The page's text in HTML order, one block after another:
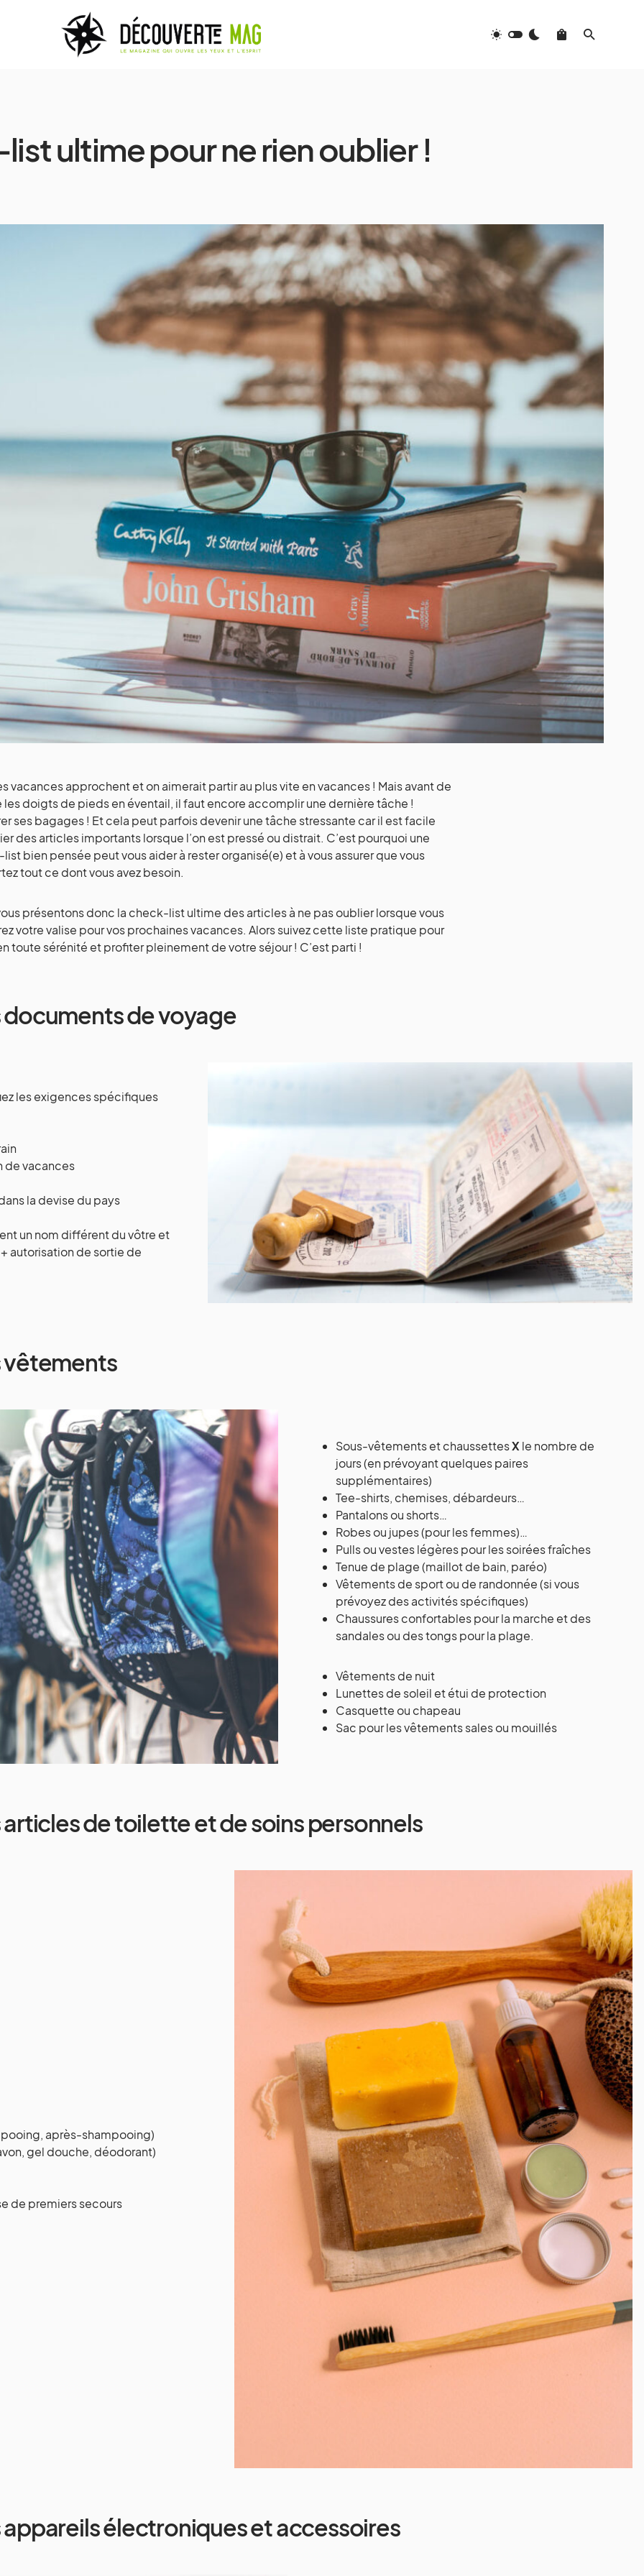
ultime pour ne rien oublier !
vacances approchent et on aimerait partir au plus vite en vacances ! Mais avant de
doigts de pieds en éventail, il faut encore accomplir une dernière tâche !
ses bagages ! Et cela peut parfois devenir une tâche stressante car il est facile
des articles importants lorsque l’on est pressé ou distrait. C’est pourquoi une
bien pensée peut vous aider à rester organisé(e) et à vous assurer que vous
tout ce dont vous avez besoin.
présentons donc la check-list ultime des articles à ne pas oublier lorsque vous
votre valise pour vos prochaines vacances. Alors suivez cette liste pratique pour
toute sérénité et profiter pleinement de votre séjour ! C’est parti !
documents de voyage
les exigences spécifiques
de vacances
la devise du pays
un nom différent du vôtre et
autorisation de sortie de
vêtements
Sous-vêtements et chaussettesXle nombre de
jours (en prévoyant quelques paires
supplémentaires)
Tee-shirts, chemises, débardeurs…
Pantalons ou shorts…
Robes ou jupes (pour les femmes)…
Pulls ou vestes légères pour les soirées fraîches
Tenue de plage (maillot de bain, paréo)
Vêtements de sport ou de randonnée (si vous
prévoyez des activités spécifiques)
Chaussures confortables pour la marche et des
sandales ou des tongs pour la plage.
Vêtements de nuit
Lunettes de soleil et étui de protection
Casquette ou chapeau
Sac pour les vêtements sales ou mouillés
articles de toilette et de soins personnels
après-shampooing)
gel douche, déodorant)
de premiers secours
appareils électroniques et accessoires